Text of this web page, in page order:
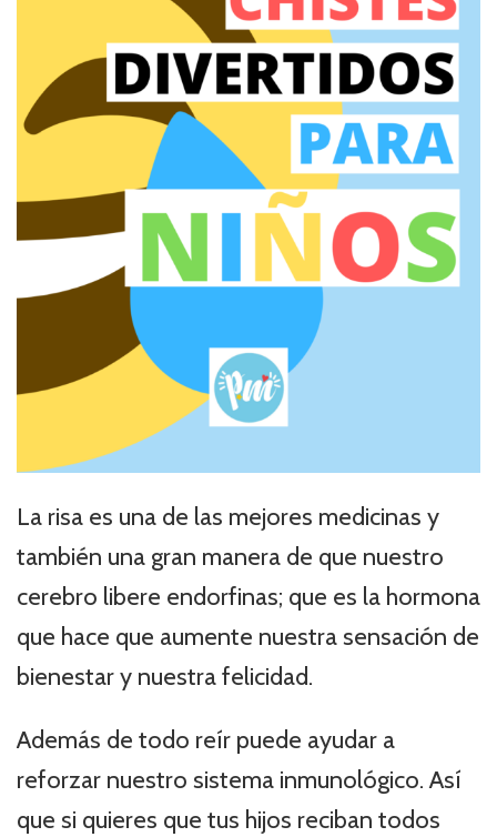
La risa es una de las mejores medicinas y
también una gran manera de que nuestro
cerebro libere endorfinas; que es la hormona
que hace que aumente nuestra sensación de
bienestar y nuestra felicidad.
Además de todo reír puede ayudar a
reforzar nuestro sistema inmunológico. Así
que si quieres que tus hijos reciban todos